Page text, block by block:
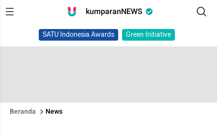
kumparanNEWS
SATU Indonesia Awards Green Initiative
Beranda News